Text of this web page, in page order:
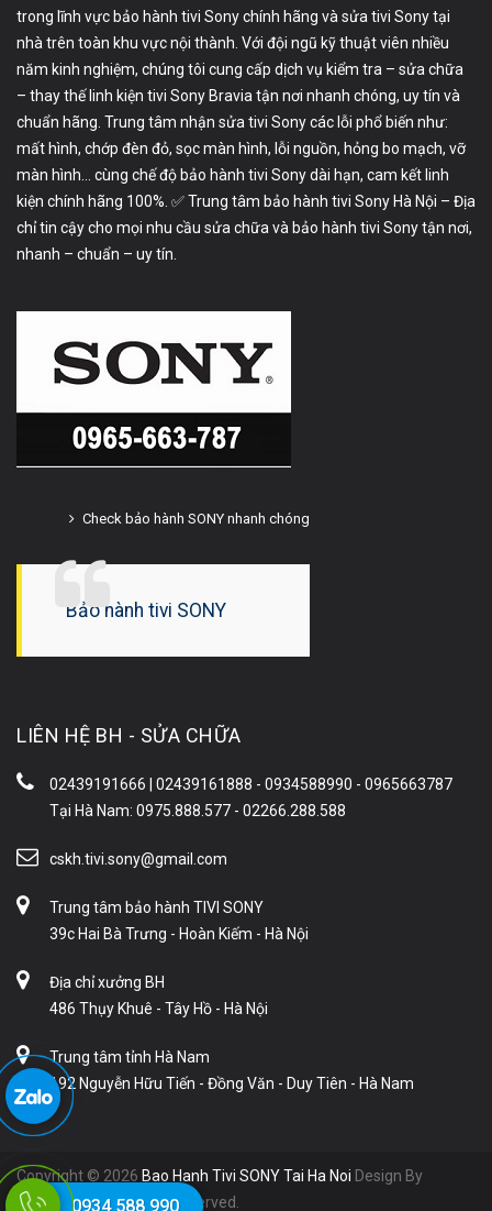
trong lĩnh vực bảo hành tivi Sony chính hãng và sửa tivi Sony tại
nhà trên toàn khu vực nội thành. Với đội ngũ kỹ thuật viên nhiều
năm kinh nghiệm, chúng tôi cung cấp dịch vụ kiểm tra – sửa chữa
– thay thế linh kiện tivi Sony Bravia tận nơi nhanh chóng, uy tín và
chuẩn hãng. Trung tâm nhận sửa tivi Sony các lỗi phổ biến như:
mất hình, chớp đèn đỏ, sọc màn hình, lỗi nguồn, hỏng bo mạch, vỡ
màn hình… cùng chế độ bảo hành tivi Sony dài hạn, cam kết linh
kiện chính hãng 100%. ✅ Trung tâm bảo hành tivi Sony Hà Nội – Địa
chỉ tin cậy cho mọi nhu cầu sửa chữa và bảo hành tivi Sony tận nơi,
nhanh – chuẩn – uy tín.
Check bảo hành SONY nhanh chóng
Bảo hành tivi SONY
LIÊN HỆ BH - SỬA CHỮA
02439191666 | 02439161888 - 0934588990 - 0965663787
Tại Hà Nam: 0975.888.577 - 02266.288.588
cskh.tivi.sony@gmail.com
Trung tâm bảo hành TIVI SONY
39c Hai Bà Trưng - Hoàn Kiếm - Hà Nội
Địa chỉ xưởng BH
486 Thụy Khuê - Tây Hồ - Hà Nội
Trung tâm tỉnh Hà Nam
192 Nguyễn Hữu Tiến - Đồng Văn - Duy Tiên - Hà Nam
Copyright © 2026 Bao Hanh Tivi SONY Tai Ha Noi Design By
Liveweb.Vn. All Rights Reserved.
0934 588 990